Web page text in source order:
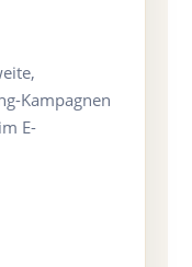
Kampagnen
E-